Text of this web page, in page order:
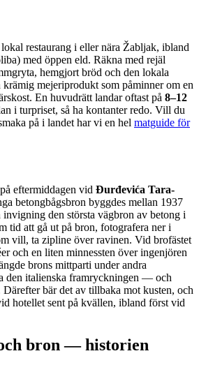
restaurang i eller nära Žabljak, ibland
med öppen eld. Räkna med rejäl
hemgjort bröd och den lokala
krämig mejeriprodukt som påminner om en
En huvudrätt landar oftast på 8–12
i turpriset, så ha kontanter redo. Vill du
på i landet har vi en hel matguide för
eftermiddagen vid Đurđevića Tara-
betongbågsbron byggdes mellan 1937
den största vägbron av betong i
tid att gå ut på bron, fotografera ner i
vill, ta zipline över ravinen. Vid brofästet
och en liten minnessten över ingenjören
brons mittparti under andra
den italienska framryckningen — och
Därefter bär det av tillbaka mot kusten, och
hotellet sent på kvällen, ibland först vid
bron — historien